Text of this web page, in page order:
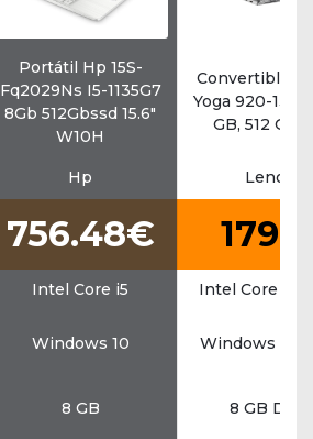
Portátil Hp 15S-
Fq2029Ns I5-1135G7
8Gb 512Gbssd 15.6"
W10H
Convertible
Yoga 920-
GB, 512 GB
Hp Lenovo
756.48€
Intel Core i5 Intel Core i7
Windows 10 Windows 10
8 GB 8 GB